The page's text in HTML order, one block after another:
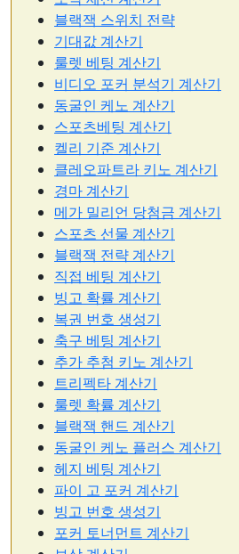
블랙잭 스위치 전략
기대값 계산기
룰렛 베팅 계산기
비디오 포커 분석기 계산기
동굴인 케노 계산기
스포츠베팅 계산기
켈리 기준 계산기
클레오파트라 키노 계산기
경마 계산기
메가 밀리언 당첨금 계산기
스포츠 선물 계산기
블랙잭 전략 계산기
직접 베팅 계산기
빙고 확률 계산기
복권 번호 생성기
축구 베팅 계산기
추가 추첨 키노 계산기
트리펙타 계산기
룰렛 확률 계산기
블랙잭 핸드 계산기
동굴인 케노 플러스 계산기
헤지 베팅 계산기
파이 고 포커 계산기
빙고 번호 생성기
포커 토너먼트 계산기